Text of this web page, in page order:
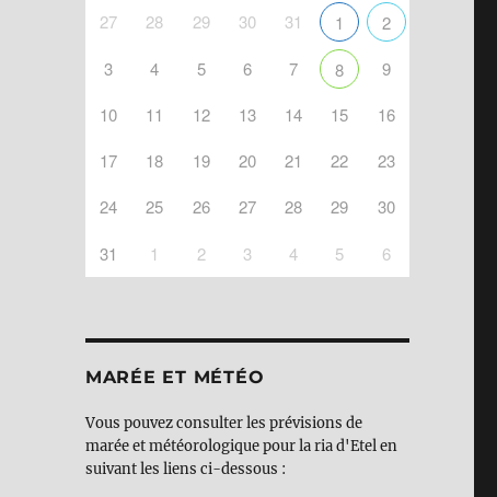
Office 365
27 28 29 30 31 1
2
3
4 5 6 7 8 9
10 11 12 13 14 15 16
17 18 19 20 21 22 23
24 25 26 27 28 29 30
31 1 2 3 4 5 6
MARÉE ET MÉTÉO
Vous pouvez consulter les prévisions de
marée et météorologique pour la ria d'Etel en
suivant les liens ci-dessous :